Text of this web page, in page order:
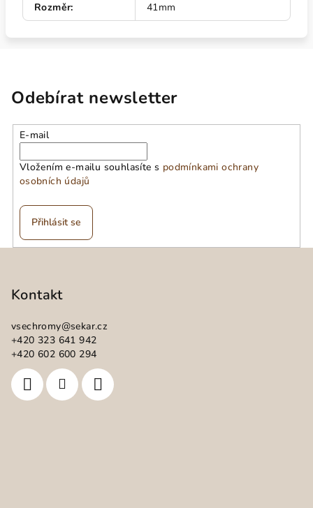
Rozměr: 41mm
Odebírat newsletter
E-mail
Vložením e-mailu souhlasíte s podmínkami ochrany
osobních údajů
Přihlásit se
Kontakt
vsechromy@sekar.cz
+420 323 641 942
+420 602 600 294